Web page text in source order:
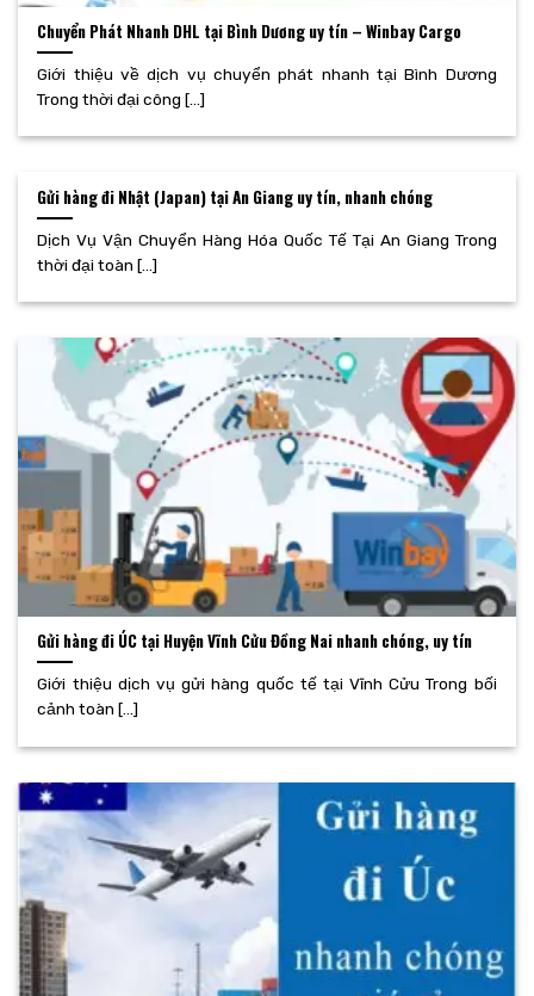
Chuyển Phát Nhanh DHL tại Bình Dương uy tín – Winbay Cargo
Giới thiệu về dịch vụ chuyển phát nhanh tại Bình Dương
Trong thời đại công [...]
Gửi hàng đi Nhật (Japan) tại An Giang uy tín, nhanh chóng
Dịch Vụ Vận Chuyển Hàng Hóa Quốc Tế Tại An Giang Trong
thời đại toàn [...]
Gửi hàng đi ÚC tại Huyện Vĩnh Cửu Đồng Nai nhanh chóng, uy tín
Giới thiệu dịch vụ gửi hàng quốc tế tại Vĩnh Cửu Trong bối
cảnh toàn [...]